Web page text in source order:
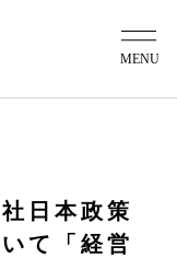
日本政策
て「経営